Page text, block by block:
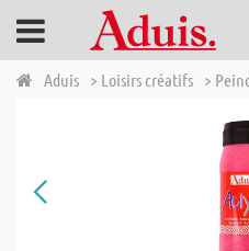
Aduis > Loisirs créatifs >